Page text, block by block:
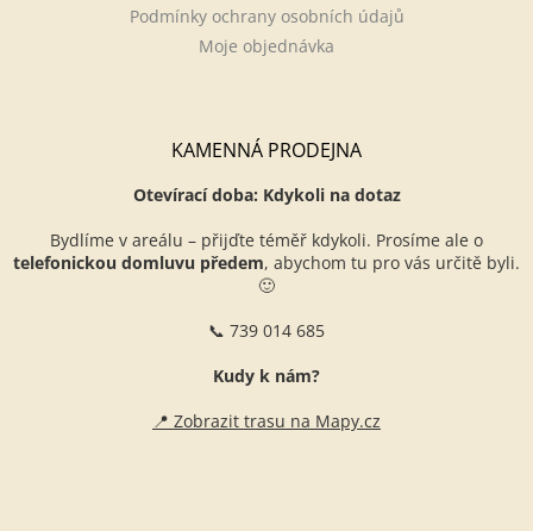
Podmínky ochrany osobních údajů
Moje objednávka
KAMENNÁ PRODEJNA
Otevírací doba: Kdykoli na dotaz
Bydlíme v areálu – přijďte téměř kdykoli. Prosíme ale o
telefonickou domluvu předem, abychom tu pro vás určitě byli.
🙂
📞 739 014 685
Kudy k nám?
📍 Zobrazit trasu na Mapy.cz